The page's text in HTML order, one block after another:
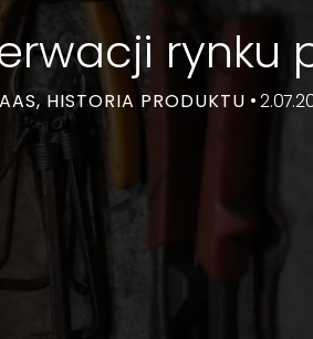
rynku
HISTORIA PRODUKTU •